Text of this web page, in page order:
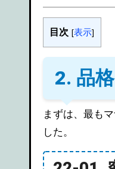
目次 [表示]
2. 品
まずは、最もマナーを重視したい方のための「究極のナチュラル」10選です。自爪がそのまま美しくなったような錯覚を与える、誠実なデザインが集まりま
した。